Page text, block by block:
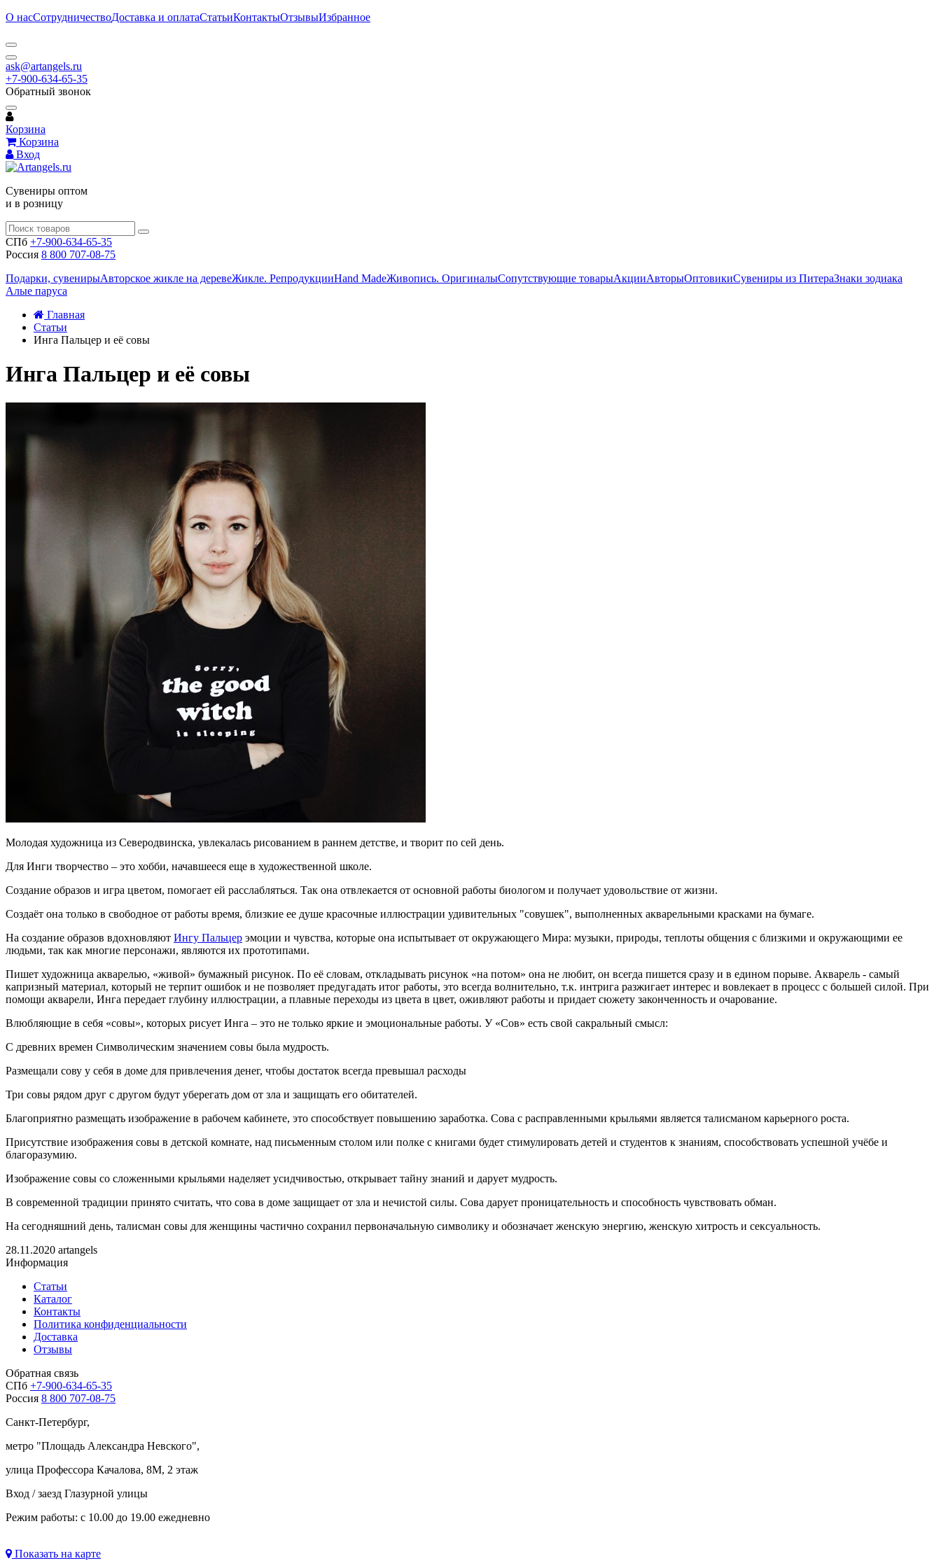
О насСотрудничествоДоставка и оплатаСтатьиКонтактыОтзывыИзбранное
ask@artangels.ru
+7-900-634-65-35
Обратный звонок
Корзина
Корзина
Вход
Сувениры оптом
и в розницу
СПб +7-900-634-65-35
Россия 8 800 707-08-75
Подарки, сувенирыАвторское жикле на деревеЖикле. РепродукцииHand MadeЖивопись. ОригиналыСопутствующие товарыАкцииАвторыОптовикиСувениры из ПитераЗнаки зодиака
Алые паруса
Главная
Статьи
Инга Пальцер и её совы
Инга Пальцер и её совы
Молодая художница из Северодвинска, увлекалась рисованием в раннем детстве, и творит по сей день.
Для Инги творчество – это хобби, начавшееся еще в художественной школе.
Создание образов и игра цветом, помогает ей расслабляться. Так она отвлекается от основной работы биологом и получает удовольствие от жизни.
Создаёт она только в свободное от работы время, близкие ее душе красочные иллюстрации удивительных "совушек", выполненных акварельными красками на бумаге.
На создание образов вдохновляют Ингу Пальцер эмоции и чувства, которые она испытывает от окружающего Мира: музыки, природы, теплоты общения с близкими и окружающими ее
людьми, так как многие персонажи, являются их прототипами.
Пишет художница акварелью, «живой» бумажный рисунок. По её словам, откладывать рисунок «на потом» она не любит, он всегда пишется сразу и в едином порыве. Акварель - самый
капризный материал, который не терпит ошибок и не позволяет предугадать итог работы, это всегда волнительно, т.к. интрига разжигает интерес и вовлекает в процесс с большей силой. При
помощи акварели, Инга передает глубину иллюстрации, а плавные переходы из цвета в цвет, оживляют работы и придает сюжету законченность и очарование.
Влюбляющие в себя «совы», которых рисует Инга – это не только яркие и эмоциональные работы. У «Сов» есть свой сакральный смысл:
С древних времен Символическим значением совы была мудрость.
Размещали сову у себя в доме для привлечения денег, чтобы достаток всегда превышал расходы
Три совы рядом друг с другом будут уберегать дом от зла и защищать его обитателей.
Благоприятно размещать изображение в рабочем кабинете, это способствует повышению заработка. Сова с расправленными крыльями является талисманом карьерного роста.
Присутствие изображения совы в детской комнате, над письменным столом или полке с книгами будет стимулировать детей и студентов к знаниям, способствовать успешной учёбе и
благоразумию.
Изображение совы со сложенными крыльями наделяет усидчивостью, открывает тайну знаний и дарует мудрость.
В современной традиции принято считать, что сова в доме защищает от зла и нечистой силы. Сова дарует проницательность и способность чувствовать обман.
На сегодняшний день, талисман совы для женщины частично сохранил первоначальную символику и обозначает женскую энергию, женскую хитрость и сексуальность.
28.11.2020 artangels
Информация
Статьи
Каталог
Контакты
Политика конфиденциальности
Доставка
Отзывы
Обратная связь
СПб +7-900-634-65-35
Россия 8 800 707-08-75
Санкт-Петербург,
метро "Площадь Александра Невского",
улица Профессора Качалова, 8М, 2 этаж
Вход / заезд Глазурной улицы
Режим работы: с 10.00 до 19.00 ежедневно
Показать на карте